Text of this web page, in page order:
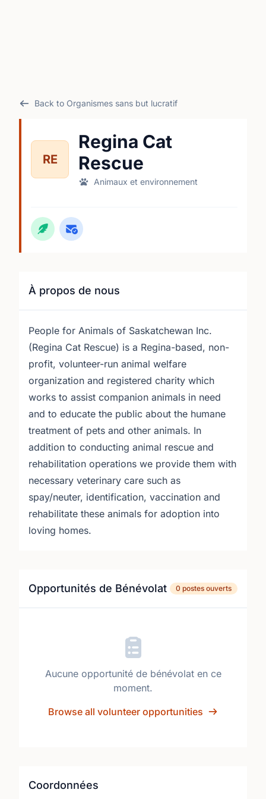
Back to Organismes sans but lucratif
RE
Regina Cat
Rescue
Animaux et environnement
À propos de nous
People for Animals of Saskatchewan Inc.
(Regina Cat Rescue) is a Regina-based, non-
profit, volunteer-run animal welfare
organization and registered charity which
works to assist companion animals in need
and to educate the public about the humane
treatment of pets and other animals. In
addition to conducting animal rescue and
rehabilitation operations we provide them with
necessary veterinary care such as
spay/neuter, identification, vaccination and
rehabilitate these animals for adoption into
loving homes.
Opportunités de Bénévolat 0 postes ouverts
Aucune opportunité de bénévolat en ce
moment.
Browse all volunteer opportunities
Coordonnées